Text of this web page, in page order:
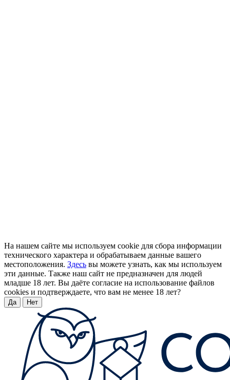
На нашем сайте мы используем cookie для сбора информации
технического характера и обрабатываем данные вашего
местоположения. Здесь вы можете узнать, как мы используем
эти данные. Также наш сайт не предназначен для людей
младше 18 лет. Вы даёте согласие на использование файлов
cookies и подтверждаете, что вам не менее 18 лет?
Да Нет